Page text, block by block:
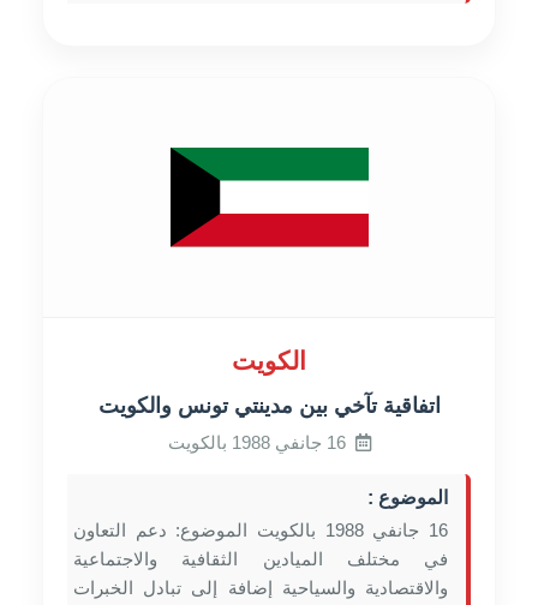
الكويت
اتفاقية تآخي بين مدينتي تونس والكويت
16 جانفي 1988 بالكويت
الموضوع :
16 جانفي 1988 بالكويت الموضوع: دعم التعاون
في مختلف الميادين الثقافية والاجتماعية
والاقتصادية والسياحية إضافة إلى تبادل الخبرات